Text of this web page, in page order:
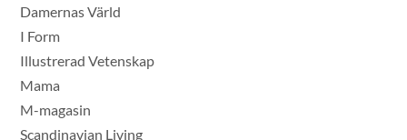
Damernas Värld
I Form
Illustrerad Vetenskap
Mama
M-magasin
Scandinavian Living